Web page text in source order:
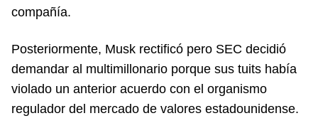
compañía.
Posteriormente, Musk rectificó pero SEC decidió
demandar al multimillonario porque sus tuits había
violado un anterior acuerdo con el organismo
regulador del mercado de valores estadounidense.